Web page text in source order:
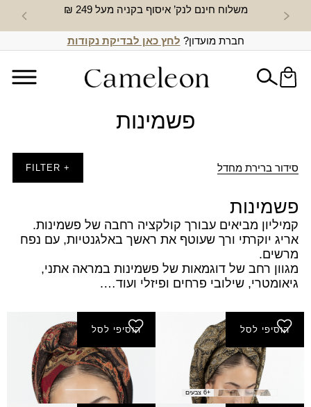
משלוח חינם לנק’ איסוף בקניה מעל 249 ₪ חדש
חברת מועדון? לחץ כאן לבדיקת נקודות
פשמינות
סידור ברירת מחדל + FILTER
פשמינות
קמיליון מביאים עבורך קולקציה רחבה של פשמינות.
אריג יוקרתי ורך שעוטף את ראשך באלגנטיות, עם נפח
מרשים.
מגוון רחב של דוגמאות של פשמינות במראה אתני,
גיאומטרי, שילובי פרחים ופיזלי ועוד….
הוסיפי לסל
פשמינה אפרת נצנץ
₪40.00
+6 צבעים
הוסיפי לסל
פשמינה שוהם
₪40.00